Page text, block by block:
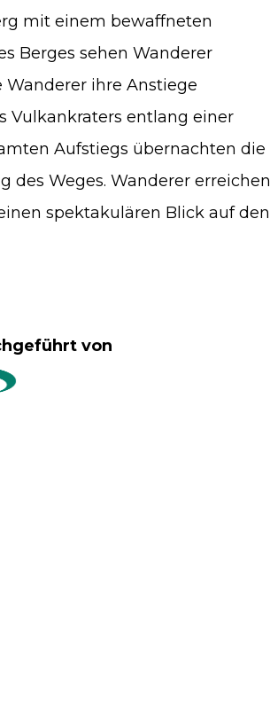
mit einem bewaffneten
Berges sehen Wanderer
Wanderer ihre Anstiege
Vulkankraters entlang einer
Aufstiegs übernachten die
des Weges. Wanderer erreichen
spektakulären Blick auf den
von